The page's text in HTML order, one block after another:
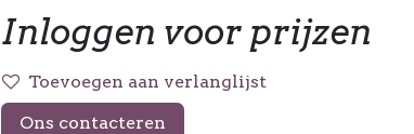
Inloggen voor prijzen
Toevoegen aan verlanglijst
Ons contacteren